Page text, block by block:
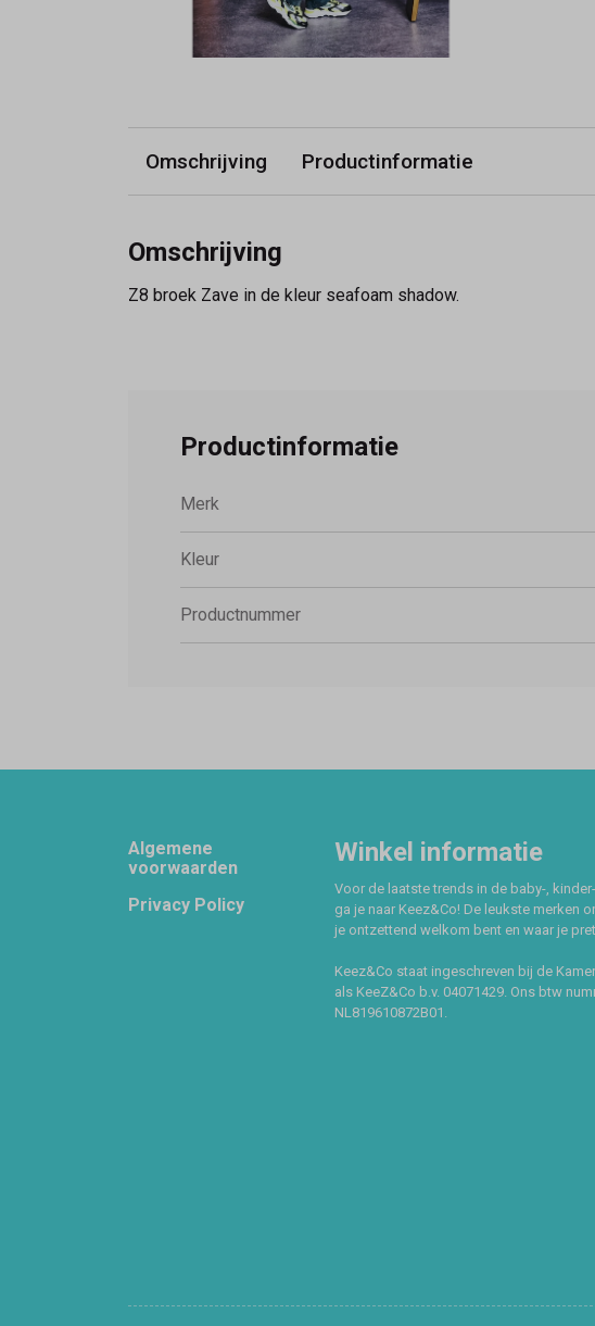
Omschrijving Productinformatie
Omschrijving
Z8 broek Zave in de kleur seafoam shadow.
Productinformatie
Merk
Kleur
Productnummer
Footer
Algemene
voorwaarden
Privacy Policy
Winkel informatie
Voor de laatste trends in de baby-,
ga je naar Keez&Co! De leukste merken
je ontzettend welkom bent en waar je
Keez&Co staat ingeschreven bij de
als KeeZ&Co b.v. 04071429. Ons btw
NL819610872B01.